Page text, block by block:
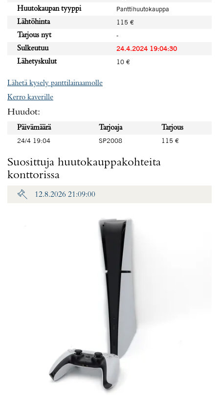
Huutokaupan tyyppi
Panttihuutokauppa
Lähtöhinta
115 €
Tarjous nyt
-
Sulkeutuu
24.4.2024 19:04:30
Lähetyskulut
10 €
Lähetä kysely panttilainaamolle
Kerro kaverille
Huudot:
Päivämäärä Tarjoaja
Tarjous
24/4 19:04
SP2008 115 €
Suosittuja huutokauppakohteita
konttorissa
12.8.2026 21:09:00